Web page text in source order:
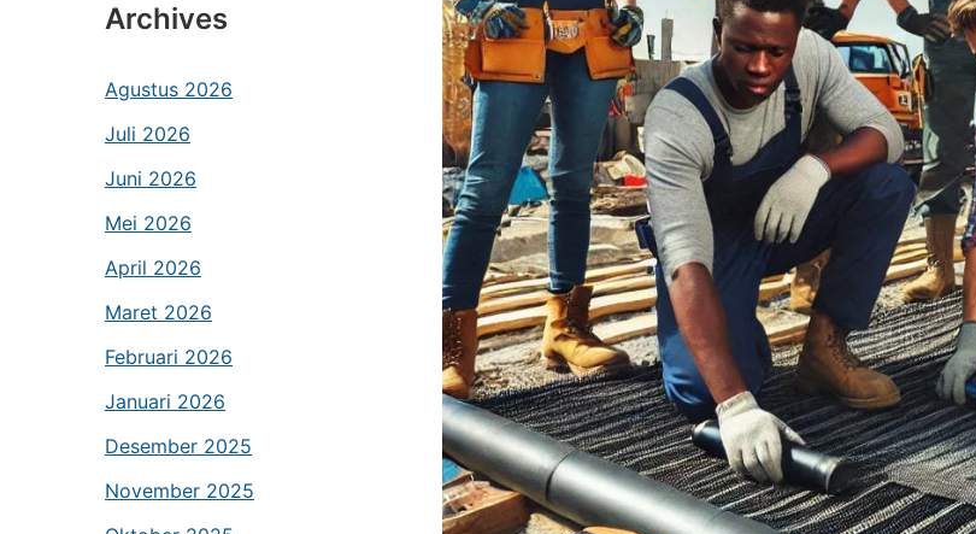
Archives
Agustus 2026
Juli 2026
Juni 2026
Mei 2026
April 2026
Maret 2026
Februari 2026
Januari 2026
Desember 2025
November 2025